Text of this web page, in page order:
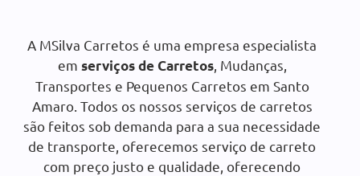
SOLICITAR ORÇAMENTO
A MSilva Carretos é uma empresa especialista
em serviços de Carretos, Mudanças,
Transportes e Pequenos Carretos em Santo
Amaro. Todos os nossos serviços de carretos
são feitos sob demanda para a sua necessidade
de transporte, oferecemos serviço de carreto
com preço justo e qualidade, oferecendo